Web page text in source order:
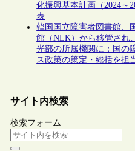
化振興基本計画（2024～
表
韓国国立障害者図書館、
館（NLK）から移管され
光部の所属機関に：国の
ス政策の策定・総括を担
サイト内検索
検索フォーム